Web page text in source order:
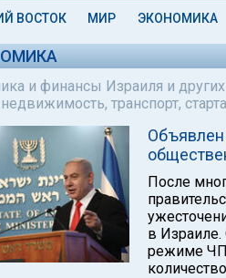
ВОСТОК МИР ЭКОНОМИКА
и финансы Израиля и
транспорт,
После
в
режиме ЧП,